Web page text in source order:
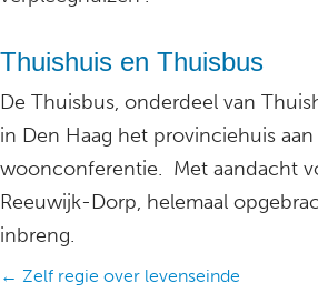
Thuishuis en Thuisbus
De Thuisbus, onderdeel van
in Den Haag het provinciehuis
woonconferentie. Met aandacht
Reeuwijk-Dorp, helemaal
inbreng.
Posts
← Zelf regie over levenseinde